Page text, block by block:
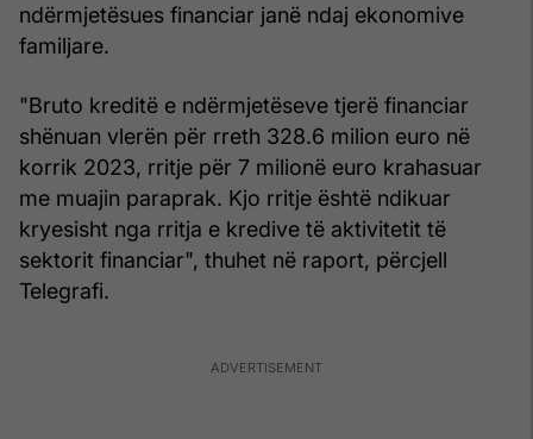
ndërmjetësues financiar janë ndaj ekonomive
familjare.
"Bruto kreditë e ndërmjetëseve tjerë financiar
shënuan vlerën për rreth 328.6 milion euro në
korrik 2023, rritje për 7 milionë euro krahasuar
me muajin paraprak. Kjo rritje është ndikuar
kryesisht nga rritja e kredive të aktivitetit të
sektorit financiar", thuhet në raport, përcjell
Telegrafi.